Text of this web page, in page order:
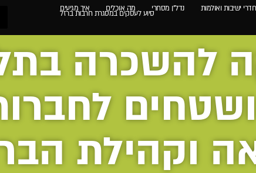
חדרי ישיבות ואולמות נדל"ן מסחרי מה אוכלים איך מגיעים
סיוע לעסקים במסגרת חרבות ברזל
להשכרה
וקהילת